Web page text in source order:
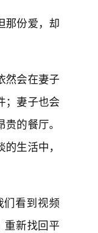
那份爱，却
然会在妻子
；妻子也会
的餐厅。
生活中，
们看到视频
重新找回平